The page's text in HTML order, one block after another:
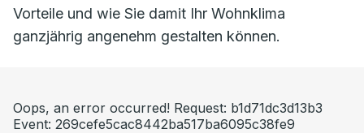
Vorteile und wie Sie damit Ihr Wohnklima
ganzjährig angenehm gestalten können.
Oops, an error occurred! Request: b1d71dc3d13b3
Event: 269cefe5cac8442ba517ba6095c38fe9